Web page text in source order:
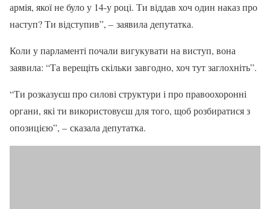
армія, якої не було у 14-у році. Ти віддав хоч один наказ про
наступ? Ти відступив”, – заявила депутатка.
Коли у парламенті почали вигукувати на виступ, вона
заявила: “Та верещіть скільки завгодно, хоч тут заглохніть”.
“Ти розказуєш про силові структури і про правоохоронні
органи, які ти використовуєш для того, щоб розбиратися з
опозицією”, – сказала депутатка.